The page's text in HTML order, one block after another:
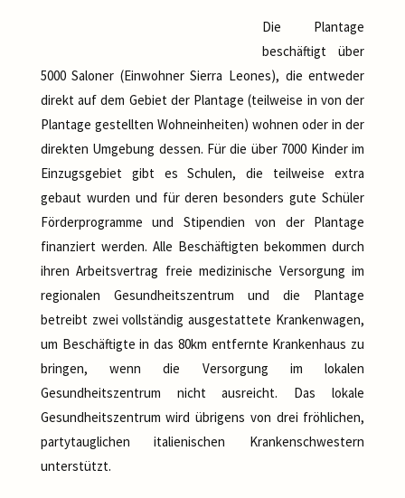
Die Plantage
beschäftigt über
5000 Saloner (Einwohner Sierra Leones), die entweder
direkt auf dem Gebiet der Plantage (teilweise in von der
Plantage gestellten Wohneinheiten) wohnen oder in der
direkten Umgebung dessen. Für die über 7000 Kinder im
Einzugsgebiet gibt es Schulen, die teilweise extra
gebaut wurden und für deren besonders gute Schüler
Förderprogramme und Stipendien von der Plantage
finanziert werden. Alle Beschäftigten bekommen durch
ihren Arbeitsvertrag freie medizinische Versorgung im
regionalen Gesundheitszentrum und die Plantage
betreibt zwei vollständig ausgestattete Krankenwagen,
um Beschäftigte in das 80km entfernte Krankenhaus zu
bringen, wenn die Versorgung im lokalen
Gesundheitszentrum nicht ausreicht. Das lokale
Gesundheitszentrum wird übrigens von drei fröhlichen,
partytauglichen italienischen Krankenschwestern
unterstützt.